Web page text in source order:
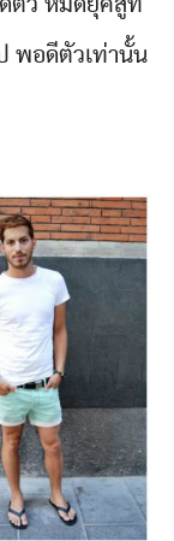
ตัว หมดยุคสูท
พอดีตัวเท่านั้น